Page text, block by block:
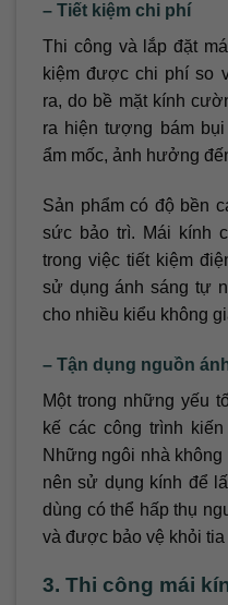
– Tiết kiệm chi phí
Thi công và lắp đặt
kiệm được chi phí so
ra, do bề mặt kính
ra hiện tượng bám
ẩm mốc, ảnh hưởng
Sản phẩm có độ bền
sức bảo trì. Mái kính
trong việc tiết kiệm
sử dụng ánh sáng tự
cho nhiều kiểu không
– Tận dụng nguồn
Một trong những yếu
kế các công trình
Những ngôi nhà
nên sử dụng kính để
dùng có thể hấp thụ
và được bảo vệ khỏi tia
3. Thi công mái